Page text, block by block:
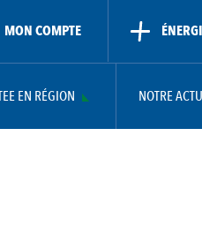
MON COMPTE
EN RÉGION NOTRE